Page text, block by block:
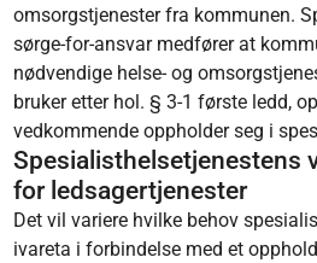
omsorgstjenester fra kommunen.
sørge-for-ansvar medfører at
nødvendige helse- og
bruker etter hol. § 3-1 første ledd,
vedkommende oppholder seg i
Spesialisthelsetjenestens
for ledsagertjenester
Det vil variere hvilke behov
ivareta i forbindelse med et